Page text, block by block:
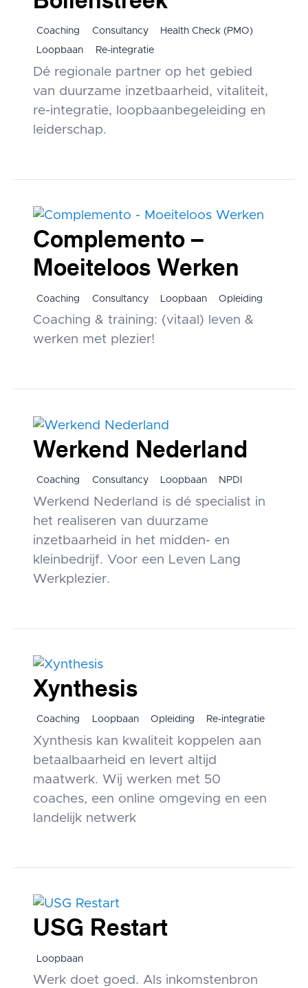
Coaching Consultancy
Health Check (PMO)
Loopbaan
Re-integratie
Dé regionale partner op het gebied
van duurzame inzetbaarheid, vitaliteit,
re-integratie, loopbaanbegeleiding en
leiderschap.
Complemento –
Moeiteloos Werken
Coaching Consultancy Loopbaan Opleiding
Coaching & training: (vitaal) leven &
werken met plezier!
Werkend Nederland
Coaching Consultancy Loopbaan NPDI
Werkend Nederland is dé specialist in
het realiseren van duurzame
inzetbaarheid in het midden- en
kleinbedrijf. Voor een Leven Lang
Werkplezier.
Xynthesis
Coaching Loopbaan Opleiding Re-integratie
Xynthesis kan kwaliteit koppelen aan
betaalbaarheid en levert altijd
maatwerk. Wij werken met 50
coaches, een online omgeving en een
landelijk netwerk
USG Restart
Loopbaan
Werk doet goed. Als inkomstenbron